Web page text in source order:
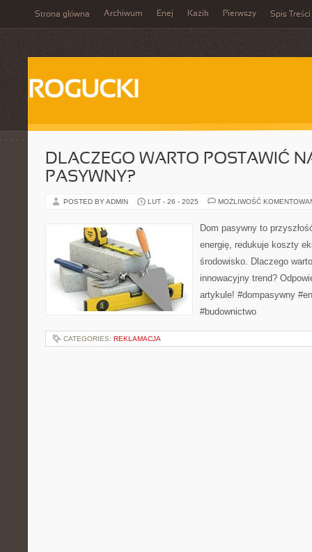
Strona główna Archiwum Enej Kazik Pierwszy Spis Treści
ROGUCKI
DLACZEGO WARTO POSTAWIĆ
PASYWNY?
POSTED BY ADMIN LUT - 26 - 2025 MOŻLIWOŚĆ
Dom pasywny to
energię, redukuje koszty
środowisko. Dlaczego
innowacyjny trend?
artykule! #dompasywny
#budownictwo
CATEGORIES: REKLAMACJA